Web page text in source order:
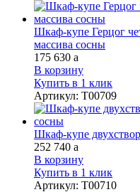
Шкаф-купе Герцог
массива сосны
175 630 a
В корзину
Купить в 1 клик
Артикул: Т00709
Шкаф-купе
252 740 a
В корзину
Купить в 1 клик
Артикул: Т00710